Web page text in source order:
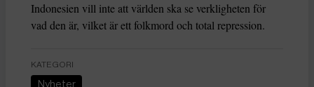
Indonesien vill inte att världen ska se verkligheten för
vad den är, vilket är ett folkmord och total repression.
KATEGORI
Nyheter